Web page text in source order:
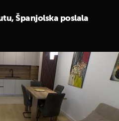
Španjolska poslala